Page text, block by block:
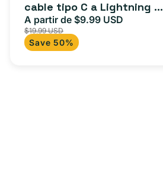
(1
m)
+
adaptador
cable tipo C a Lightning (1
m) + adaptador tipo C
Precio
de
oferta
A partir de $9.99 USD
$19.99 USD
Save 50%